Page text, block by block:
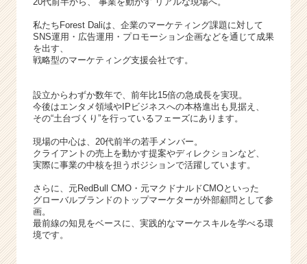
私たちForest Daliは、企業のマーケティング課題に対して
SNS運用・広告運用・プロモーション企画などを通じて成果
を出す、
戦略型のマーケティング支援会社です。
設立からわずか数年で、前年比15倍の急成長を実現。
今後はエンタメ領域やIPビジネスへの本格進出も見据え、
その“土台づくり”を行っているフェーズにあります。
現場の中心は、20代前半の若手メンバー。
クライアントの売上を動かす提案やディレクションなど、
実際に事業の中核を担うポジションで活躍しています。
さらに、元RedBull CMO・元マクドナルドCMOといった
グローバルブランドのトップマーケターが外部顧問として参
画。
最前線の知見をベースに、実践的なマーケスキルを学べる環
境です。